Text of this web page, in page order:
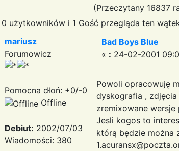
(Przeczytany 16837
0 użytkowników i 1 Gość przegląda ten
mariusz
Forumowicz
Pomocna dłoń: +0/-0
Offline
Debiut: 2002/07/03
Wiadomości: 380
Bad Boys Blue
« : 24-02-2001
Powoli opracowuję
dyskografia ,
zremixowane wersje
Jesli kogos to
którą będzie można